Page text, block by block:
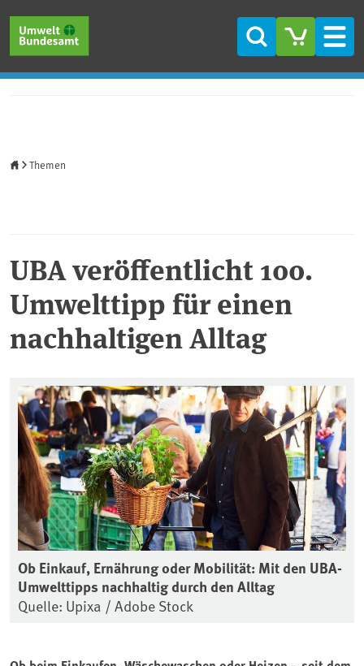
Suche
Themen
UBA veröffentlicht 100.
Umwelttipp für einen
nachhaltigen Alltag
Ob Einkauf, Ernährung oder Mobilität: Mit den UBA-
Umwelttipps nachhaltig durch den Alltag
Quelle: Upixa / Adobe Stock